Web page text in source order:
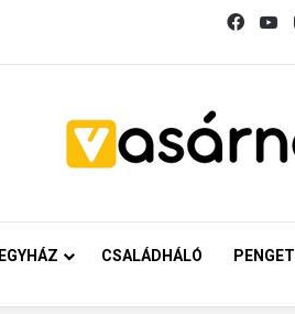
EGYHÁZ CSALÁDHÁLÓ